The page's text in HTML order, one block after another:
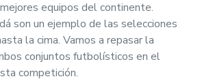
equipos del continente.
son un ejemplo de las selecciones
la cima. Vamos a repasar la
conjuntos futbolísticos en el
competición.